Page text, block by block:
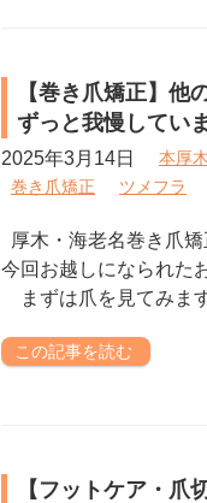
【巻き爪矯正】他
ずっと我慢してい
2025年3月14日 本厚木
巻き爪矯正
ツメフラ
厚木・海老名巻き爪
今回お越しになられた
まずは爪を見てみま
この記事を読む
【フットケア・爪